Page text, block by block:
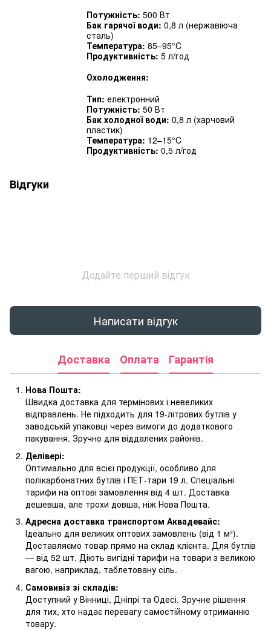
Потужність: 500 Вт
Бак гарячої води: 0,8 л (нержавіюча
сталь)
Температура: 85–95°C
Продуктивність: 5 л/год
Охолодження:
Тип: електронний
Потужність: 50 Вт
Бак холодної води: 0,8 л (харчовий
пластик)
Температура: 12–15°C
Продуктивність: 0,5 л/год
Відгуки
Додайте перший відгук
Написати відгук
Доставка Оплата Гарантія
Нова Пошта:
Швидка доставка для термінових і невеликих
відправлень. Не підходить для 19-літрових бутлів у
заводській упаковці через вимоги до додаткового
пакування. Зручно для віддалених районів.
Делівері:
Оптимально для всієї продукції, особливо для
полікарбонатних бутлів і ПЕТ-тари 19 л. Спеціальні
тарифи на оптові замовлення від 4 шт. Доставка
дешевша, але трохи довша, ніж Нова Пошта.
Адресна доставка транспортом Аквадевайс:
Ідеально для великих оптових замовлень (від 1 м³).
Доставляємо товар прямо на склад клієнта. Для бутлів
— від 52 шт. Діють вигідні тарифи на товари з великою
вагою, наприклад, таблетовану сіль.
Самовивіз зі складів:
Доступний у Вінниці, Дніпрі та Одесі. Зручне рішення
для тих, хто надає перевагу самостійному отриманню
товару.